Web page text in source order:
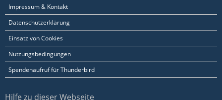
Impressum & Kontakt
Datenschutzerklärung
Einsatz von Cookies
Nutzungsbedingungen
Spendenaufruf für Thunderbird
Hilfe zu dieser Webseite